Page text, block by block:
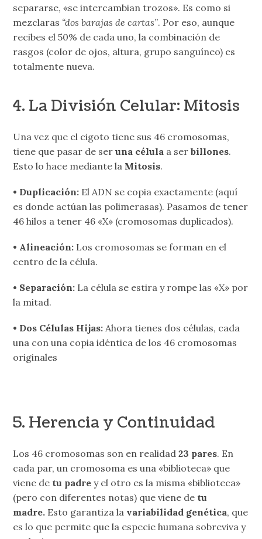
separarse, «se intercambian trozos». Es como si
mezclaras “dos barajas de cartas”. Por eso, aunque
recibes el 50% de cada uno, la combinación de
rasgos (color de ojos, altura, grupo sanguíneo) es
totalmente nueva.
4. La División Celular: Mitosis
Una vez que el cigoto tiene sus 46 cromosomas,
tiene que pasar de seruna célula a serbillones.
Esto lo hace mediante la Mitosis.
• Duplicación: El ADN se copia exactamente (aquí
es donde actúan las polimerasas). Pasamos de tener
46 hilos a tener 46 «X» (cromosomas duplicados).
• Alineación: Los cromosomas se forman en el
centro de la célula.
• Separación: La célula se estira y rompe las «X» por
la mitad.
• Dos Células Hijas: Ahora tienes dos células, cada
una con una copia idéntica de los 46 cromosomas
originales
5. Herencia y Continuidad
Los 46 cromosomas son en realidad23 pares. En
cada par, un cromosoma es una «biblioteca» que
viene de tu padre y el otro es la misma «biblioteca»
(pero con diferentes notas) que viene de tu
madre. Esto garantiza la variabilidad genética, que
es lo que permite que la especie humana sobreviva y